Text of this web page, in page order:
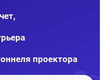
проектора